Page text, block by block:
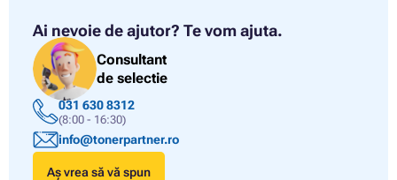
Ai nevoie de ajutor? Te vom ajuta.
Consultant
de selectie
031 630 8312
(8:00 - 16:30)
info@tonerpartner.ro
Aș vrea să vă spun